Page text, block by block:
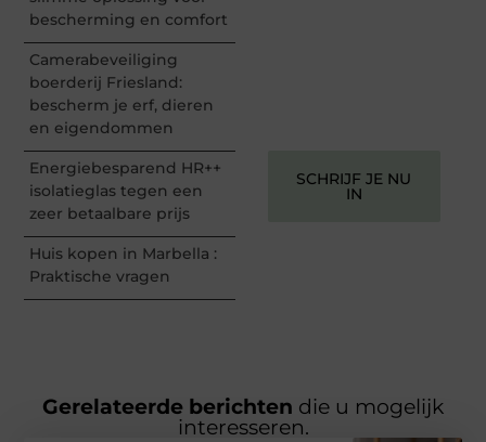
bescherming en comfort
Camerabeveiliging
boerderij Friesland:
bescherm je erf, dieren
en eigendommen
Energiebesparend HR++
isolatieglas tegen een
zeer betaalbare prijs
Huis kopen in Marbella :
Praktische vragen
SCHRIJF JE NU
IN
Gerelateerde berichten die u mogelijk
interesseren.